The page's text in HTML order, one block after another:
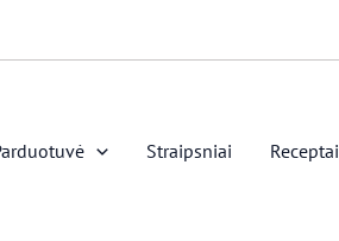
Straipsniai Receptai